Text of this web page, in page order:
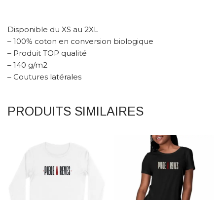
Disponible du XS au 2XL
– 100% coton en conversion biologique
– Produit TOP qualité
– 140 g/m2
– Coutures latérales
PRODUITS SIMILAIRES